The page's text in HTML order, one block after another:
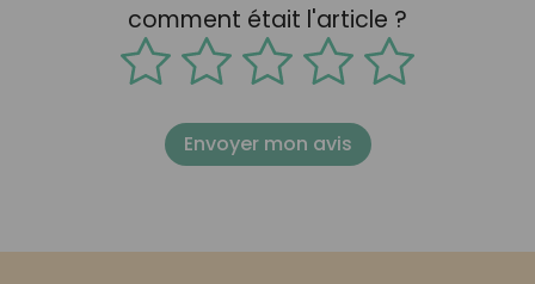
comment était l'article ?
Envoyer mon avis